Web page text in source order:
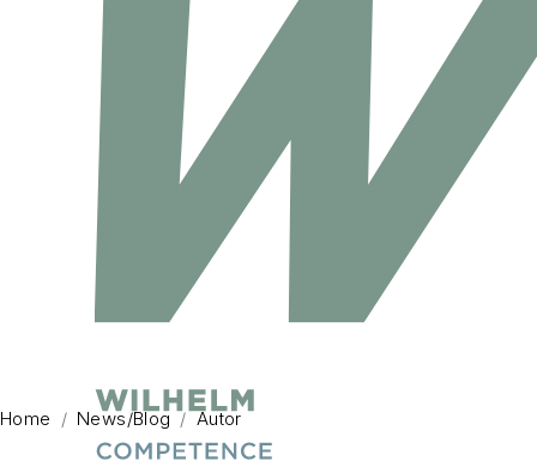
Home News/Blog Autor